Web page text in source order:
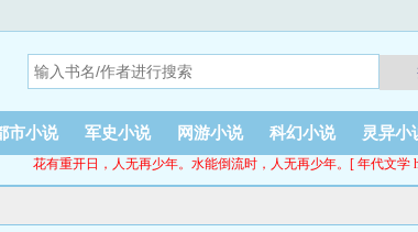
市小说 军史小说 网游小说 科幻小说 灵异小
花有重开日，人无再少年。水能倒流时，人无再少年。[ 年代文学